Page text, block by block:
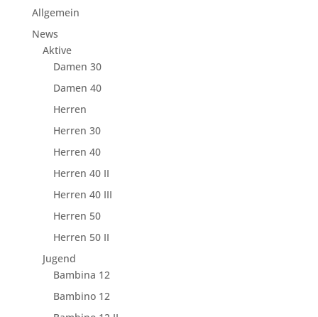
Allgemein
News
Aktive
Damen 30
Damen 40
Herren
Herren 30
Herren 40
Herren 40 II
Herren 40 III
Herren 50
Herren 50 II
Jugend
Bambina 12
Bambino 12